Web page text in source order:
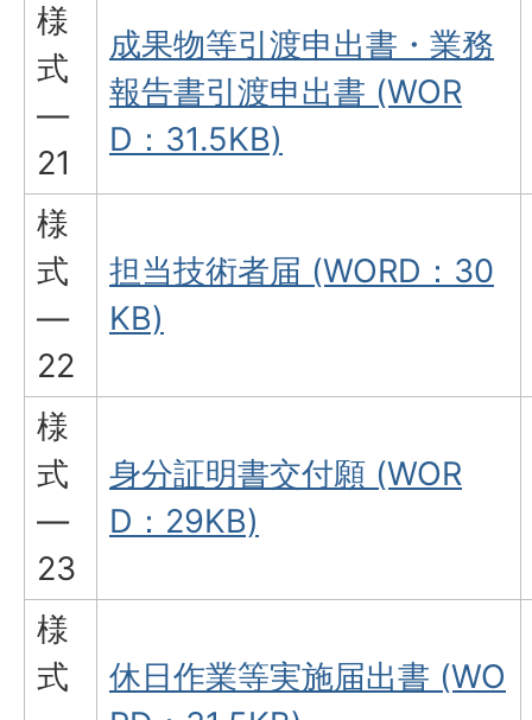
様
式
―
21
成果物等引渡申出書・業務
報告書引渡申出書 (WOR
D：31.5KB)
様
式
―
22
担当技術者届 (WORD：30
KB)
様
式
―
23
身分証明書交付願 (WOR
D：29KB)
様
式
休日作業等実施届出書 (WO